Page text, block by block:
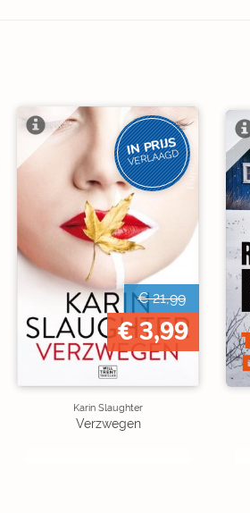
IN PRIJS
VERLAAGD
€ 21,99
€ 3,99
Karin Slaughter
Verzwegen